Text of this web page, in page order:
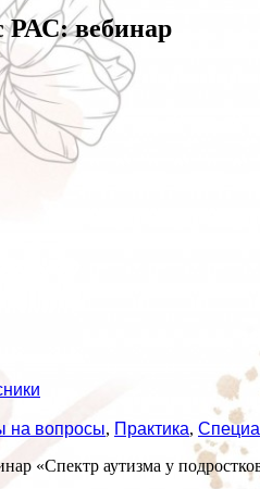
РАС: вебинар
на вопросы, Практика,
«Спектр аутизма у